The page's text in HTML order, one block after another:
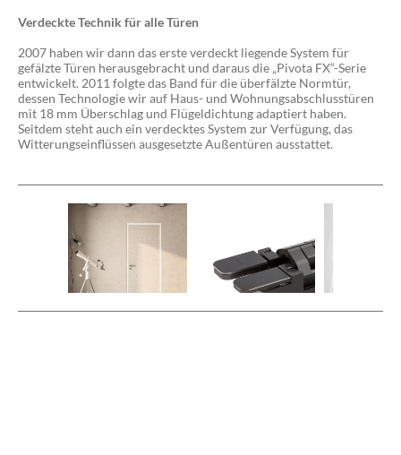
Verdeckte Technik für alle Türen
2007 haben wir dann das erste verdeckt liegende System für
gefälzte Türen herausgebracht und daraus die „Pivota FX“-Serie
entwickelt. 2011 folgte das Band für die überfälzte Normtür,
dessen Technologie wir auf Haus- und Wohnungsabschlusstüren
mit 18 mm Überschlag und Flügeldichtung adaptiert haben.
Seitdem steht auch ein verdecktes System zur Verfügung, das
Witterungseinflüssen ausgesetzte Außentüren ausstattet.